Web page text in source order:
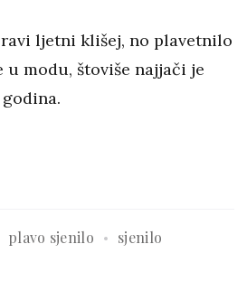
ljetni klišej, no plavetnilo
modu, štoviše najjači je
plavo sjenilo sjenilo